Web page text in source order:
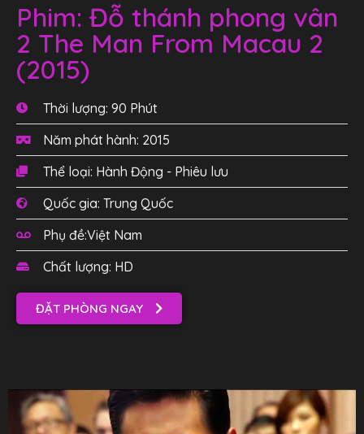
Phim: Đỗ thánh phong vân
2 The Man From Macau 2
(2015)
Thời lượng: 90 Phút
Năm phát hành: 2015
Thể loại: Hành Động - Phiêu lưu
Quốc gia: Trung Quốc
Phụ đề:Việt Nam
Chất lượng: HD
ĐẶT PHÒNG NGAY